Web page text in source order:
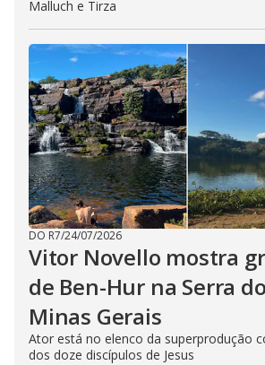
Malluch e Tirza
DO R7/24/07/2026
Vitor Novello mostra
de Ben-Hur na Serra
Minas Gerais
Ator está no elenco da superprodução
dos doze discípulos de Jesus